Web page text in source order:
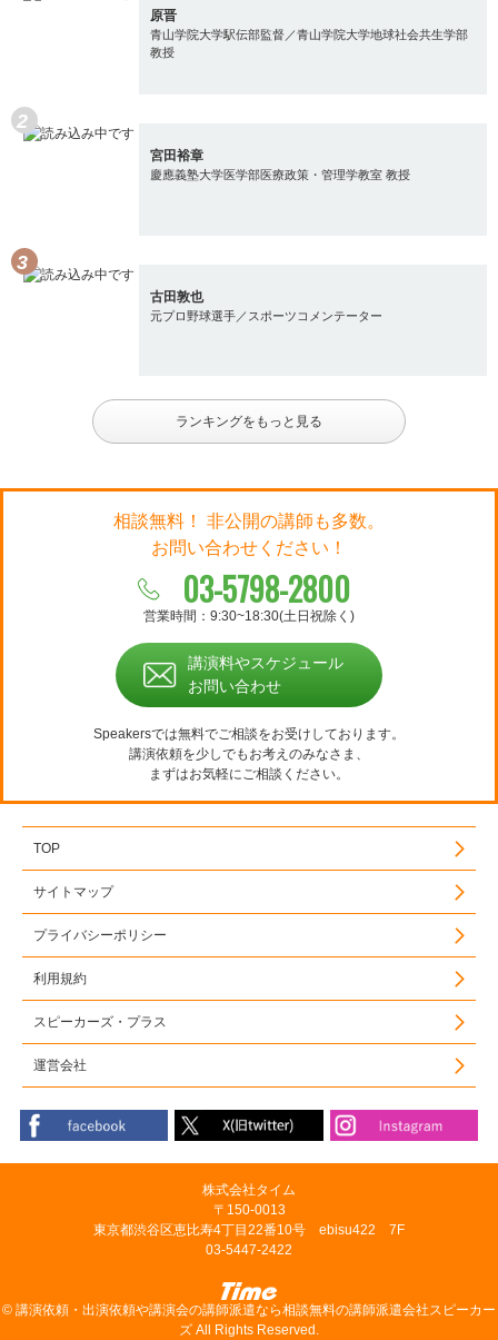
原晋
青山学院大学駅伝部監督／青山学院大学地球社会共生学部
教授
宮田裕章
慶應義塾大学医学部医療政策・管理学教室 教授
古田敦也
元プロ野球選手／スポーツコメンテーター
ランキングをもっと見る
相談無料！ 非公開の講師も多数。
お問い合わせください！
03-5798-2800
営業時間：9:30~18:30(土日祝除く)
講演料やスケジュール
お問い合わせ
Speakersでは無料でご相談をお受けしております。
講演依頼を少しでもお考えのみなさま、
まずはお気軽にご相談ください。
TOP
サイトマップ
プライバシーポリシー
利用規約
スピーカーズ・プラス
運営会社
株式会社タイム
〒150-0013
東京都渋谷区恵比寿4丁目22番10号 ebisu422 7F
03-5447-2422
© 講演依頼・出演依頼や講演会の講師派遣なら相談無料の講師派遣会社スピーカー
ズ All Rights Reserved.